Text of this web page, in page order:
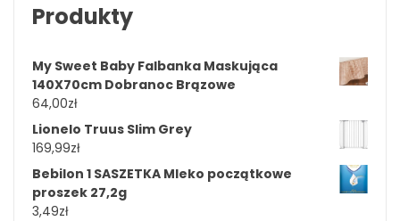
Produkty
My Sweet Baby Falbanka Maskująca
140X70cm Dobranoc Brązowe
64,00zł
Lionelo Truus Slim Grey
169,99zł
Bebilon 1 SASZETKA Mleko początkowe
proszek 27,2g
3,49zł